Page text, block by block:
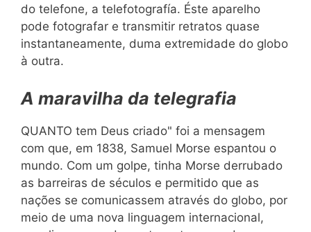
do telefone, a telefotografía. Éste aparelho
pode fotografar e transmitir retratos quase
instantaneamente, duma extremidade do globo
à outra.
A maravilha da telegrafia
QUANTO tem Deus criado" foi a mensagem
com que, em 1838, Samuel Morse espantou o
mundo. Com um golpe, tinha Morse derrubado
as barreiras de séculos e permitido que as
nações se comunicassem através do globo, por
meio de uma nova linguagem internacional,